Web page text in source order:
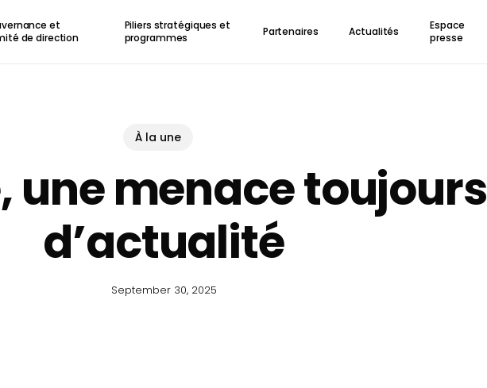
et
de direction
Piliers stratégiques et
programmes
Partenaires Actualités
Espace
presse
À la une
une menace toujours
d’actualité
September 30, 2025